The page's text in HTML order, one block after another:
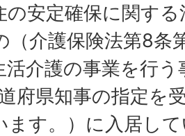
の安定確保に関す
（介護保険法第8条
活介護の事業を行
府県知事の指定を
ます。）に入居し